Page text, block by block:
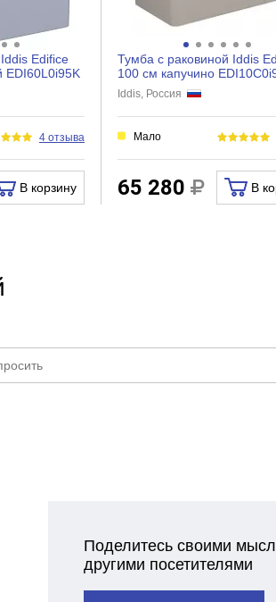
Edifice
EDI60L0i95K
4 отзыва
В корзину
Тумба с раковиной Iddis
100 см капучино
Iddis, Россия
Мало
65 280 В
Поделитесь своими
другими посетителями